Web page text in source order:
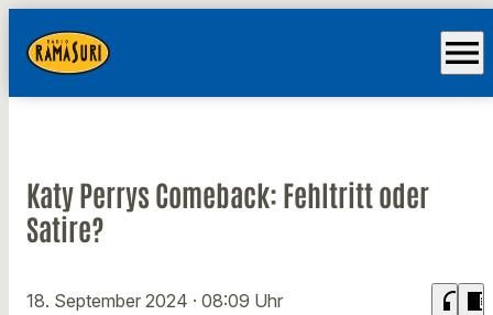
menu
Katy Perrys Comeback: Fehltritt oder
Satire?
18. September 2024 · 08:09 Uhr headphones chrome_reader_mode